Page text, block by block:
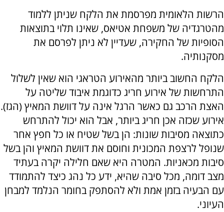
הרשות הלאומית מפרסמת את הלקח שניתן ללמוד
מהטרגדיה של משפחת אטיאס, שאינו תלוי בתוצאות
הסופיות של החקירה, שעדיין לא ניתן לפרסם את
מסקנותיה.
הלקח החשוב ביותר מהאירוע הטראגי הוא שאין לשלול
התרחשות של אירוע חריג כדוגמת איבוד שליטה על
האצת הרכב גם כאשר הרגל אינה על דוושת המאיץ (הגז).
אירוע שכזה אכן חריג ביותר, אבל הוא יכול להתרחש
כתוצאה מסיבות שונות: הן בשל שטיח או כל חפץ אחר
שנופל לרצפת המכונית וחוסם את דוושת המאיץ והן בשל
סיבות מכאניות. המטרה היא שאם חלילה יקרה בעתיד
מצב דומה, מכל סיבה שהיא, ידע כל נהג כיצד להתמודד
עם הבעיה בזמן אמת ולא להסתפק בחומר הנלמד למבחן
העיוני.